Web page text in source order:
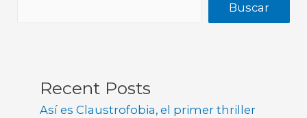
Buscar
Recent Posts
Así es Claustrofobia, el primer thriller